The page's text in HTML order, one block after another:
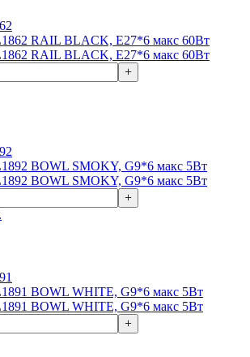
RAIL BLACK, Е27*6 макс 60Вт
RAIL BLACK, Е27*6 макс 60Вт
+
BOWL SMOKY, G9*6 макс 5Вт
BOWL SMOKY, G9*6 макс 5Вт
+
BOWL WHITE, G9*6 макс 5Вт
BOWL WHITE, G9*6 макс 5Вт
+